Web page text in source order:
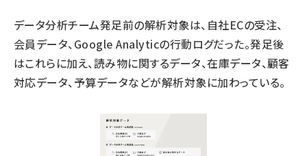
データ分析チーム発足前の解析対象は、自社ECの受注、
会員データ、Google Analyticの行動ログだった。発足後
はこれらに加え、読み物に関するデータ、在庫データ、顧客
対応データ、予算データなどが解析対象に加わっている。